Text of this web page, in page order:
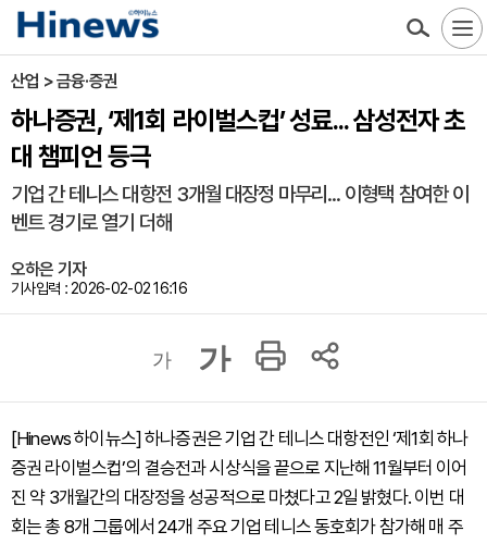
산업 > 금융·증권
하나증권, ‘제1회 라이벌스컵’ 성료... 삼성전자 초
대 챔피언 등극
기업 간 테니스 대항전 3개월 대장정 마무리... 이형택 참여한 이
벤트 경기로 열기 더해
오하은 기자
기사입력 : 2026-02-02 16:16
가 가
[Hinews 하이뉴스] 하나증권은 기업 간 테니스 대항전인 ‘제1회 하나
증권 라이벌스컵’의 결승전과 시상식을 끝으로 지난해 11월부터 이어
진 약 3개월간의 대장정을 성공적으로 마쳤다고 2일 밝혔다. 이번 대
회는 총 8개 그룹에서 24개 주요 기업 테니스 동호회가 참가해 매 주